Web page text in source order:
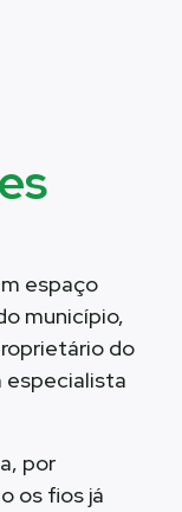
espaço
município,
do
especialista
por
os fios já